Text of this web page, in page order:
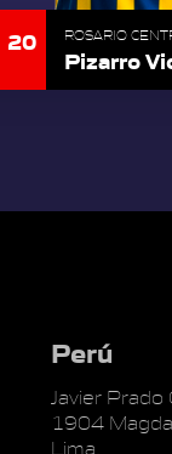
20 ROSARIO
Pizarro
Perú
Javier
1904
Lima.